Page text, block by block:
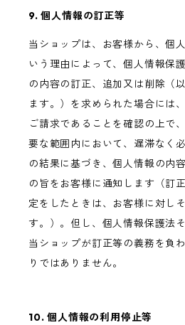
9. 個人情報の訂正等
当ショップは、お客様から、個
いう理由によって、個人情報保
の内容の訂正、追加又は削除（
ます。）を求められた場合には
ご請求であることを確認の上で
要な範囲内において、遅滞なく
の結果に基づき、個人情報の内
の旨をお客様に通知します（訂
定をしたときは、お客様に対し
す。）。但し、個人情報保護法
当ショップが訂正等の義務を負
りではありません。
10. 個人情報の利用停止等